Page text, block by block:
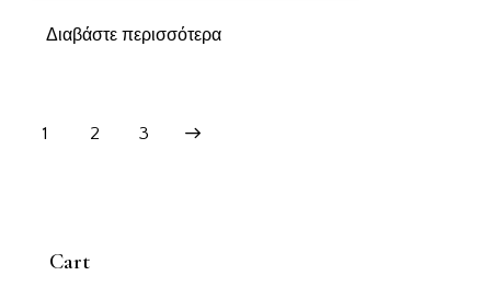
Διαβάστε περισσότερα
1 2 3
→
Cart